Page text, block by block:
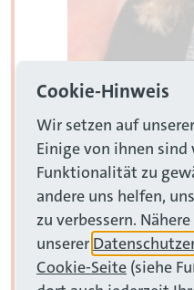
Schön,
Wir suchen
Cookie-Hinweis
Wir setzen auf
Einige von ihnen
Funktionalität zu
andere uns helfen,
zu verbessern.
unserer
Cookie-Seite (siehe